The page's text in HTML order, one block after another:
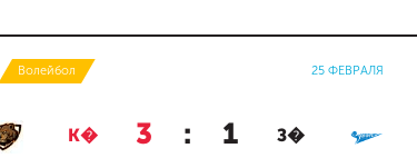
Волейбол 25 ФЕВРАЛЯ
К� 3 : 1 З�